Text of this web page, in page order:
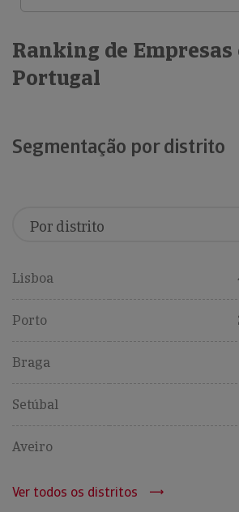
Ranking de Empresas
Portugal
Segmentação por distrito
Lisboa
Porto
Braga
Setúbal
Aveiro
Ver todos os distritos